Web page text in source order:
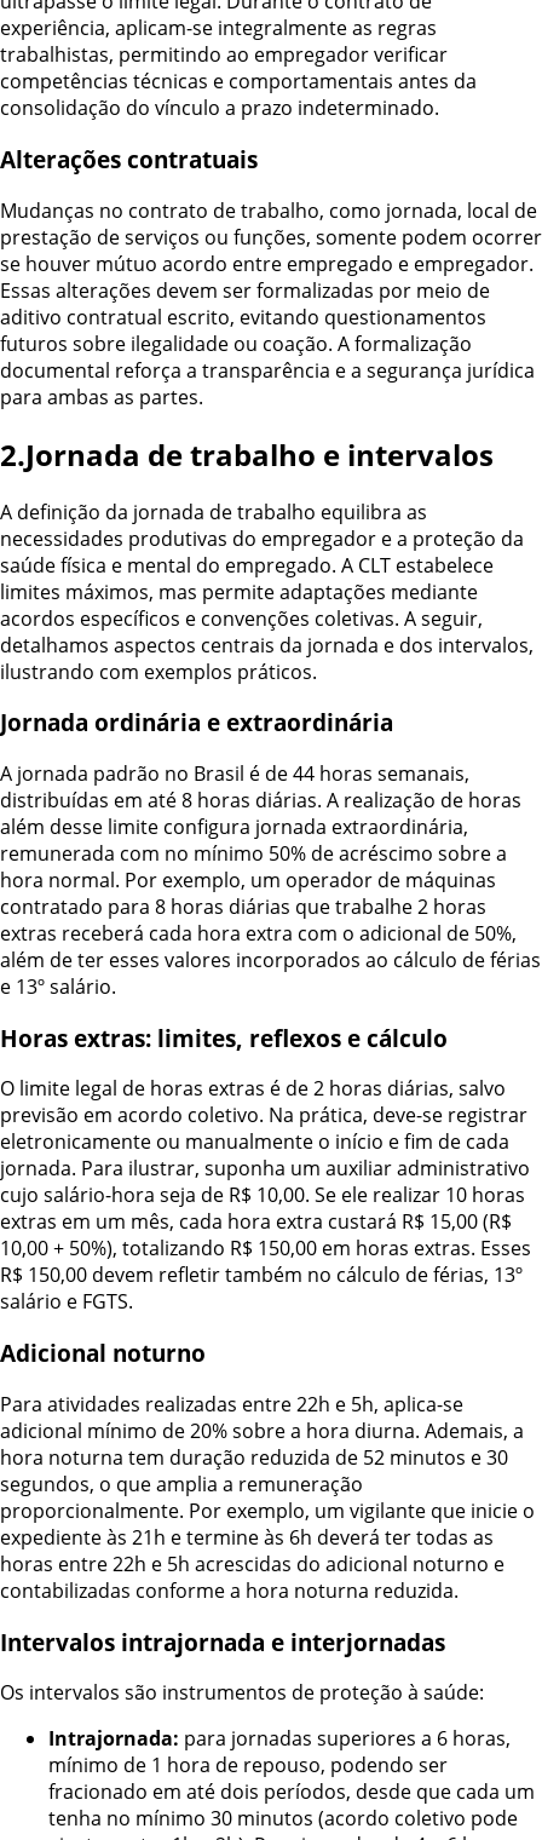
experiência, aplicam-se integralmente as regras
trabalhistas, permitindo ao empregador verificar
competências técnicas e comportamentais antes da
consolidação do vínculo a prazo indeterminado.
Alterações contratuais
Mudanças no contrato de trabalho, como jornada, local de
prestação de serviços ou funções, somente podem ocorrer
se houver mútuo acordo entre empregado e empregador.
Essas alterações devem ser formalizadas por meio de
aditivo contratual escrito, evitando questionamentos
futuros sobre ilegalidade ou coação. A formalização
documental reforça a transparência e a segurança jurídica
para ambas as partes.
2.Jornada de trabalho e intervalos
A definição da jornada de trabalho equilibra as
necessidades produtivas do empregador e a proteção da
saúde física e mental do empregado. A CLT estabelece
limites máximos, mas permite adaptações mediante
acordos específicos e convenções coletivas. A seguir,
detalhamos aspectos centrais da jornada e dos intervalos,
ilustrando com exemplos práticos.
Jornada ordinária e extraordinária
A jornada padrão no Brasil é de 44 horas semanais,
distribuídas em até 8 horas diárias. A realização de horas
além desse limite configura jornada extraordinária,
remunerada com no mínimo 50% de acréscimo sobre a
hora normal. Por exemplo, um operador de máquinas
contratado para 8 horas diárias que trabalhe 2 horas
extras receberá cada hora extra com o adicional de 50%,
além de ter esses valores incorporados ao cálculo de férias
e 13º salário.
Horas extras: limites, reflexos e cálculo
O limite legal de horas extras é de 2 horas diárias, salvo
previsão em acordo coletivo. Na prática, deve-se registrar
eletronicamente ou manualmente o início e fim de cada
jornada. Para ilustrar, suponha um auxiliar administrativo
cujo salário-hora seja de R$ 10,00. Se ele realizar 10 horas
extras em um mês, cada hora extra custará R$ 15,00 (R$
10,00 + 50%), totalizando R$ 150,00 em horas extras. Esses
R$ 150,00 devem refletir também no cálculo de férias, 13º
salário e FGTS.
Adicional noturno
Para atividades realizadas entre 22h e 5h, aplica-se
adicional mínimo de 20% sobre a hora diurna. Ademais, a
hora noturna tem duração reduzida de 52 minutos e 30
segundos, o que amplia a remuneração
proporcionalmente. Por exemplo, um vigilante que inicie o
expediente às 21h e termine às 6h deverá ter todas as
horas entre 22h e 5h acrescidas do adicional noturno e
contabilizadas conforme a hora noturna reduzida.
Intervalos intrajornada e interjornadas
Os intervalos são instrumentos de proteção à saúde:
Intrajornada: para jornadas superiores a 6 horas,
mínimo de 1 hora de repouso, podendo ser
fracionado em até dois períodos, desde que cada um
tenha no mínimo 30 minutos (acordo coletivo pode